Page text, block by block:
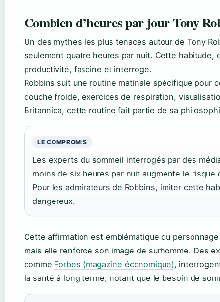
Combien d’heures par jour Tony
Un des mythes les plus tenaces autour de Tony
seulement quatre heures par nuit. Cette habitude,
productivité, fascine et interroge.
Robbins suit une routine matinale spécifique pour
douche froide, exercices de respiration,
Britannica, cette routine fait partie de sa
LE COMPROMIS
Les experts du sommeil interrogés par des
moins de six heures par nuit augmente le risque
Pour les admirateurs de Robbins, imiter cette
dangereux.
Cette affirmation est emblématique du
mais elle renforce son image de surhomme. Des
comme Forbes (magazine économique),
la santé à long terme, notant que le besoin de